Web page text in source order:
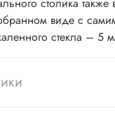
столика также
виде с
стекла – 5